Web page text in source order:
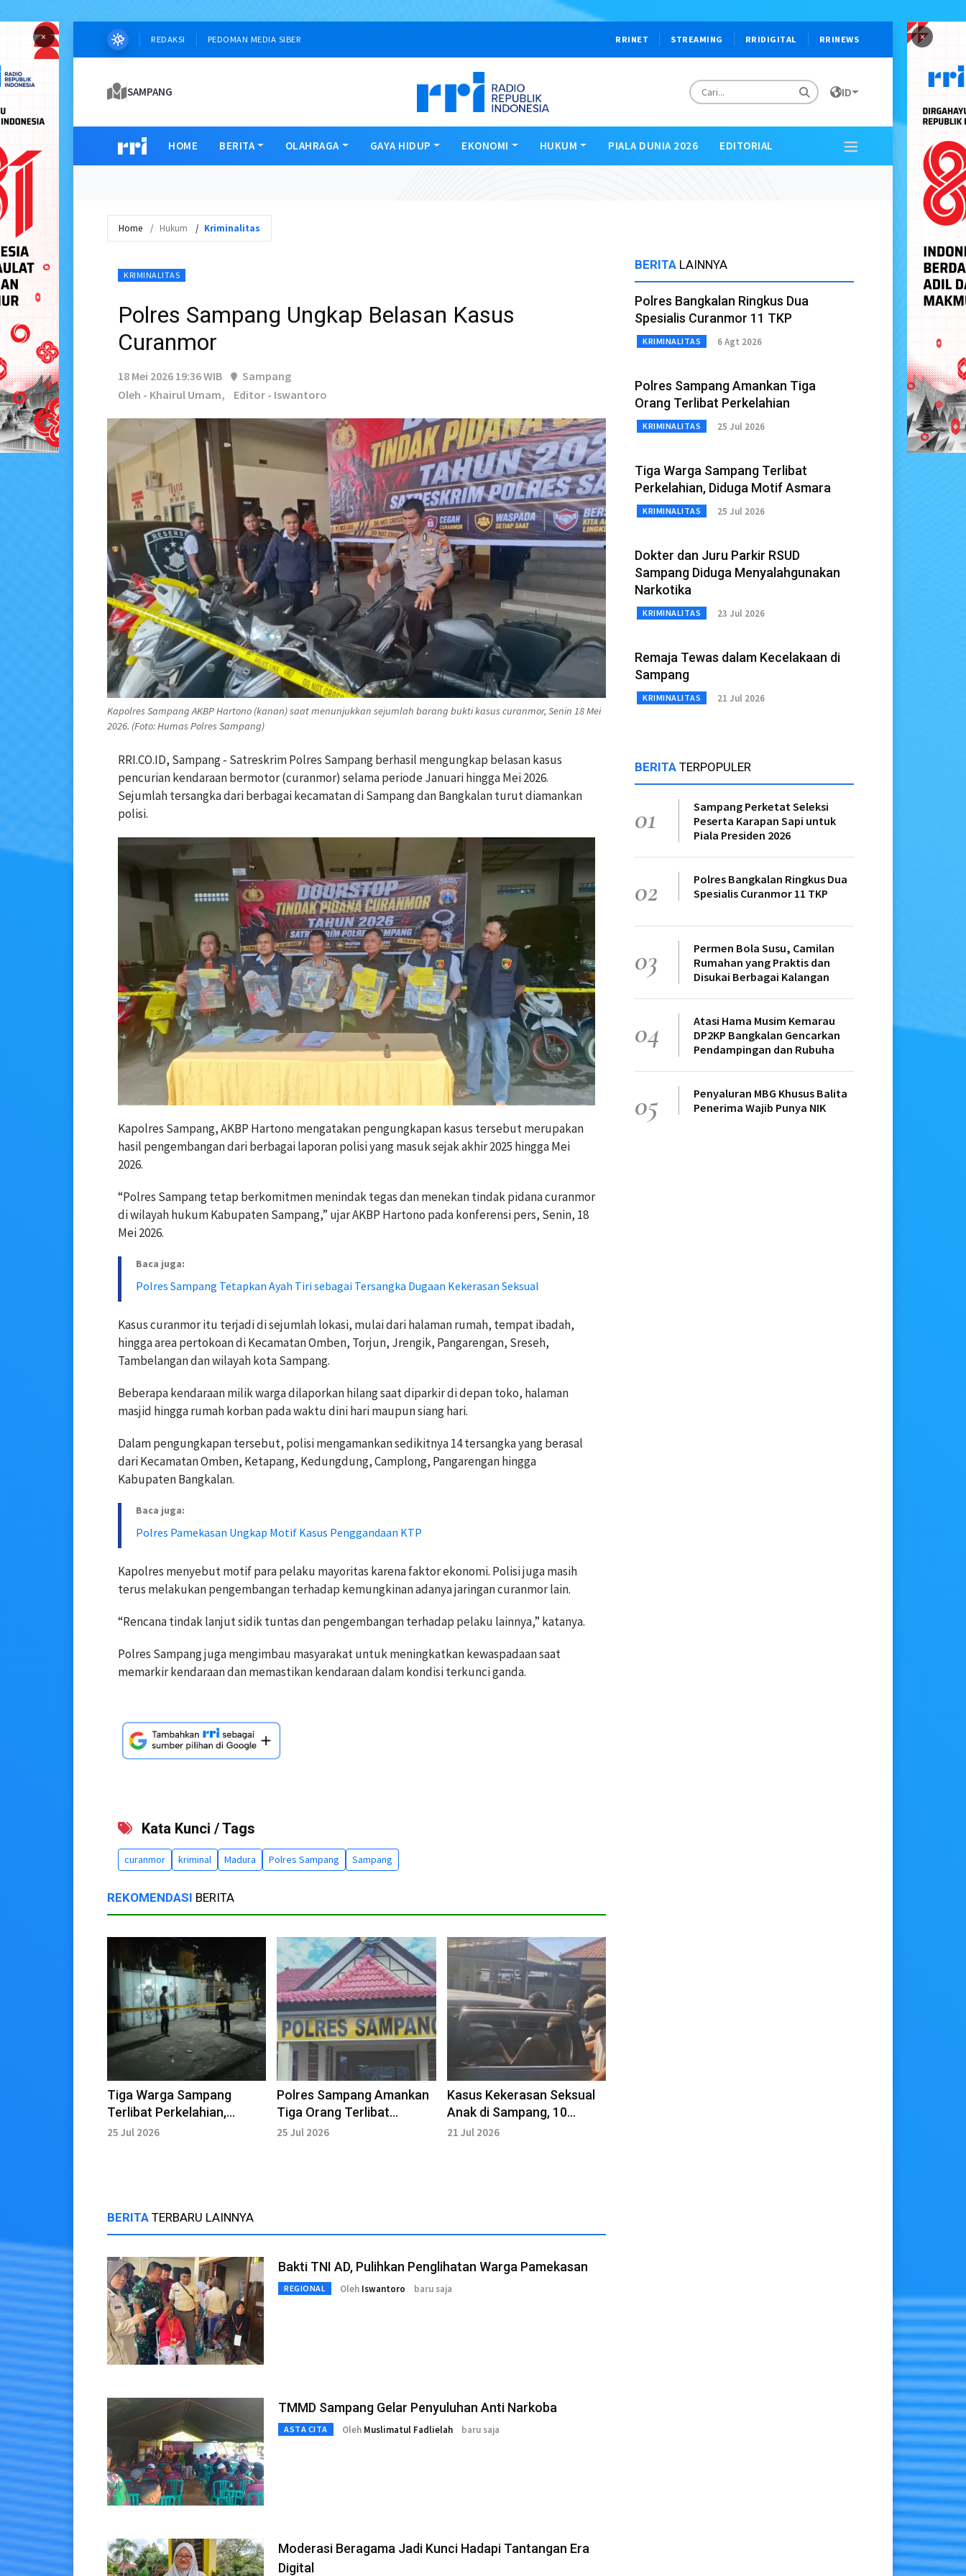
× ×
REDAKSI PEDOMAN MEDIA SIBER RRINET STREAMING RRIDIGITAL RRINEWS
SAMPANG ID
HOME BERITA OLAHRAGA GAYA HIDUP EKONOMI HUKUM PIALA DUNIA 2026 EDITORIAL
Home Hukum Kriminalitas
KRIMINALITAS
Polres Sampang Ungkap Belasan Kasus
Curanmor
18 Mei 2026 19:36 WIB
Sampang
Oleh - Khairul Umam,
Editor - Iswantoro
Kapolres Sampang AKBP Hartono (kanan) saat menunjukkan sejumlah barang bukti kasus curanmor, Senin 18 Mei
2026. (Foto: Humas Polres Sampang)
RRI.CO.ID, Sampang - Satreskrim Polres Sampang berhasil mengungkap belasan kasus
pencurian kendaraan bermotor (curanmor) selama periode Januari hingga Mei 2026.
Sejumlah tersangka dari berbagai kecamatan di Sampang dan Bangkalan turut diamankan
polisi.
Kapolres Sampang, AKBP Hartono mengatakan pengungkapan kasus tersebut merupakan
hasil pengembangan dari berbagai laporan polisi yang masuk sejak akhir 2025 hingga Mei
2026.
“Polres Sampang tetap berkomitmen menindak tegas dan menekan tindak pidana curanmor
di wilayah hukum Kabupaten Sampang,” ujar AKBP Hartono pada konferensi pers, Senin, 18
Mei 2026.
Baca juga:
Polres Sampang Tetapkan Ayah Tiri sebagai Tersangka Dugaan Kekerasan Seksual
Kasus curanmor itu terjadi di sejumlah lokasi, mulai dari halaman rumah, tempat ibadah,
hingga area pertokoan di Kecamatan Omben, Torjun, Jrengik, Pangarengan, Sreseh,
Tambelangan dan wilayah kota Sampang.
Beberapa kendaraan milik warga dilaporkan hilang saat diparkir di depan toko, halaman
masjid hingga rumah korban pada waktu dini hari maupun siang hari.
Dalam pengungkapan tersebut, polisi mengamankan sedikitnya 14 tersangka yang berasal
dari Kecamatan Omben, Ketapang, Kedungdung, Camplong, Pangarengan hingga
Kabupaten Bangkalan.
Baca juga:
Polres Pamekasan Ungkap Motif Kasus Penggandaan KTP
Kapolres menyebut motif para pelaku mayoritas karena faktor ekonomi. Polisi juga masih
terus melakukan pengembangan terhadap kemungkinan adanya jaringan curanmor lain.
“Rencana tindak lanjut sidik tuntas dan pengembangan terhadap pelaku lainnya,” katanya.
Polres Sampang juga mengimbau masyarakat untuk meningkatkan kewaspadaan saat
memarkir kendaraan dan memastikan kendaraan dalam kondisi terkunci ganda.
Kata Kunci / Tags
curanmor kriminal Madura Polres Sampang Sampang
REKOMENDASI BERITA
Tiga Warga Sampang
Terlibat Perkelahian,
Diduga Motif Asmara
25 Jul 2026
Polres Sampang Amankan
Tiga Orang Terlibat
Perkelahian
25 Jul 2026
Kasus Kekerasan Seksual
Anak di Sampang, 10
Pelaku Masih Buron
21 Jul 2026
BERITA TERBARU LAINNYA
Bakti TNI AD, Pulihkan Penglihatan Warga Pamekasan
REGIONAL Oleh Iswantoro baru saja
TMMD Sampang Gelar Penyuluhan Anti Narkoba
ASTA CITA Oleh Muslimatul Fadlielah baru saja
Moderasi Beragama Jadi Kunci Hadapi Tantangan Era
Digital
BERITA LAINNYA
Polres Bangkalan Ringkus Dua
Spesialis Curanmor 11 TKP
KRIMINALITAS 6 Agt 2026
Polres Sampang Amankan Tiga
Orang Terlibat Perkelahian
KRIMINALITAS 25 Jul 2026
Tiga Warga Sampang Terlibat
Perkelahian, Diduga Motif Asmara
KRIMINALITAS 25 Jul 2026
Dokter dan Juru Parkir RSUD
Sampang Diduga Menyalahgunakan
Narkotika
KRIMINALITAS 23 Jul 2026
Remaja Tewas dalam Kecelakaan di
Sampang
KRIMINALITAS 21 Jul 2026
BERITA TERPOPULER
01
Sampang Perketat Seleksi
Peserta Karapan Sapi untuk
Piala Presiden 2026
02
Polres Bangkalan Ringkus Dua
Spesialis Curanmor 11 TKP
03
Permen Bola Susu, Camilan
Rumahan yang Praktis dan
Disukai Berbagai Kalangan
04
Atasi Hama Musim Kemarau
DP2KP Bangkalan Gencarkan
Pendampingan dan Rubuha
05
Penyaluran MBG Khusus Balita
Penerima Wajib Punya NIK